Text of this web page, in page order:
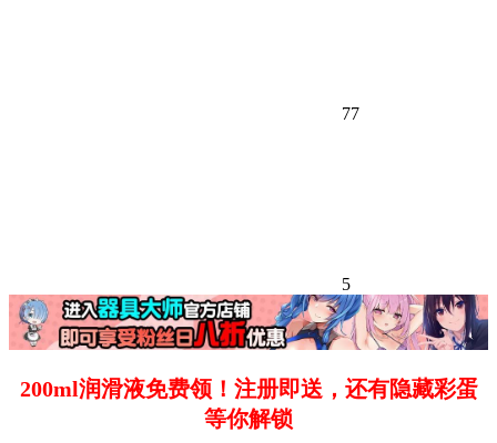
77
5
200ml润滑液免费领！注册即送，还有隐藏彩蛋
等你解锁